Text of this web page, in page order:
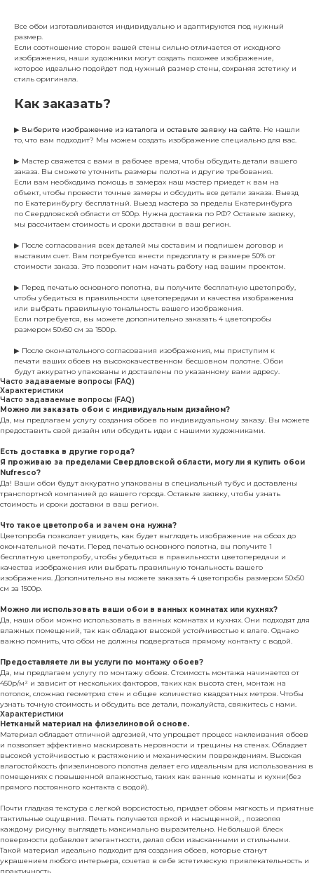
Все обои изготавливаются индивидуально и адаптируются под нужный
размер.
Если соотношение сторон вашей стены сильно отличается от исходного
изображения, наши художники могут создать похожее изображение,
которое идеально подойдет под нужный размер стены, сохраняя эстетику и
стиль оригинала.
Как заказать?
▶ Выберите изображение из каталога и оставьте заявку на сайте. Не нашли
то, что вам подходит? Мы можем создать изображение специально для вас.
▶ Мастер свяжется с вами в рабочее время, чтобы обсудить детали вашего
заказа. Вы сможете уточнить размеры полотна и другие требования.
Если вам необходима помощь в замерах наш мастер приедет к вам на
объект, чтобы провести точные замеры и обсудить все детали заказа. Выезд
по Екатеринбургу бесплатный. Выезд мастера за пределы Екатеринбурга
по Свердловской области от 500р. Нужна доставка по РФ? Оставьте заявку,
мы рассчитаем стоимость и сроки доставки в ваш регион.
▶ После согласования всех деталей мы составим и подпишем договор и
выставим счет. Вам потребуется внести предоплату в размере 50% от
стоимости заказа. Это позволит нам начать работу над вашим проектом.
▶ Перед печатью основного полотна, вы получите бесплатную цветопробу,
чтобы убедиться в правильности цветопередачи и качества изображения
или выбрать правильную тональность вашего изображения.
Если потребуется, вы можете дополнительно заказать 4 цветопробы
размером 50х50 см за 1500р.
▶ После окончательного согласования изображения, мы приступим к
печати ваших обоев на высококачественном бесшовном полотне. Обои
будут аккуратно упакованы и доставлены по указанному вами адресу.
Часто задаваемые вопросы (FAQ)
Характеристики
Часто задаваемые вопросы (FAQ)
Можно ли заказать обои с индивидуальным дизайном?
Да, мы предлагаем услугу создания обоев по индивидуальному заказу. Вы можете
предоставить свой дизайн или обсудить идеи с нашими художниками.
Есть доставка в другие города?
Я проживаю за пределами Свердловской области, могу ли я купить обои
Nufresco?
Да! Ваши обои будут аккуратно упакованы в специальный тубус и доставлены
транспортной компанией до вашего города. Оставьте заявку, чтобы узнать
стоимость и сроки доставки в ваш регион.
Что такое цветопроба и зачем она нужна?
Цветопроба позволяет увидеть, как будет выглядеть изображение на обоях до
окончательной печати. Перед печатью основного полотна, вы получите 1
бесплатную цветопробу, чтобы убедиться в правильности цветопередачи и
качества изображения или выбрать правильную тональность вашего
изображения. Дополнительно вы можете заказать 4 цветопробы размером 50х50
см за 1500р.
Можно ли использовать ваши обои в ванных комнатах или кухнях?
Да, наши обои можно использовать в ванных комнатах и кухнях. Они подходят для
влажных помещений, так как обладают высокой устойчивостью к влаге. Однако
важно помнить, что обои не должны подвергаться прямому контакту с водой.
Предоставляете ли вы услуги по монтажу обоев?
Да, мы предлагаем услугу по монтажу обоев. Стоимость монтажа начинается от
450р/м² и зависит от нескольких факторов, таких как высота стен, монтаж на
потолок, сложная геометрия стен и общее количество квадратных метров. Чтобы
узнать точную стоимость и обсудить все детали, пожалуйста, свяжитесь с нами.
Характеристики
Нетканый материал на флизелиновой основе.
Материал обладает отличной адгезией, что упрощает процесс наклеивания обоев
и позволяет эффективно маскировать неровности и трещины на стенах. Обладает
высокой устойчивостью к растяжению и механическим повреждениям. Высокая
влагостойкость флизелинового полотна делает его идеальным для использования в
помещениях с повышенной влажностью, таких как ванные комнаты и кухни(без
прямого постоянного контакта с водой).
Почти гладкая текстура с легкой ворсистостью, придает обоям мягкость и приятные
тактильные ощущения. Печать получается яркой и насыщенной, , позволяя
каждому рисунку выглядеть максимально выразительно. Небольшой блеск
поверхности добавляет элегантности, делая обои изысканными и стильными.
Такой материал идеально подходит для создания обоев, которые станут
украшением любого интерьера, сочетая в себе эстетическую привлекательность и